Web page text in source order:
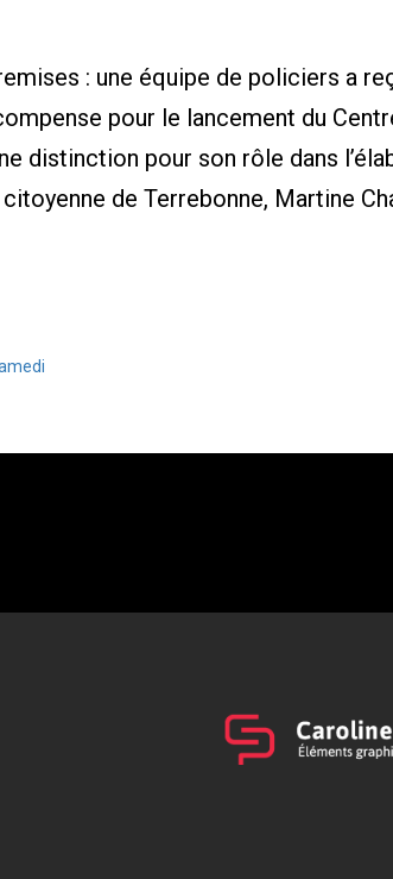
: une équipe de policiers a
pour le lancement du
distinction pour son rôle dans
de Terrebonne, Martine